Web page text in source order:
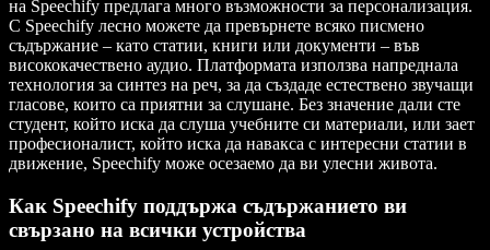
на Speechify предлага много възможности за персонализация.
С Speechify лесно можете да превърнете всяко писмено
съдържание – като статии, книги или документи – във
висококачествено аудио. Платформата използва напреднала
технология за синтез на реч, за да създаде естествено звучащи
гласове, които са приятни за слушане. Без значение дали сте
студент, който иска да слуша учебните си материали, или зает
професионалист, който иска да навакса с интересни статии в
движение, Speechify може осезаемо да ви улесни живота.
Как Speechify поддържа съдържанието ви
свързано на всички устройства